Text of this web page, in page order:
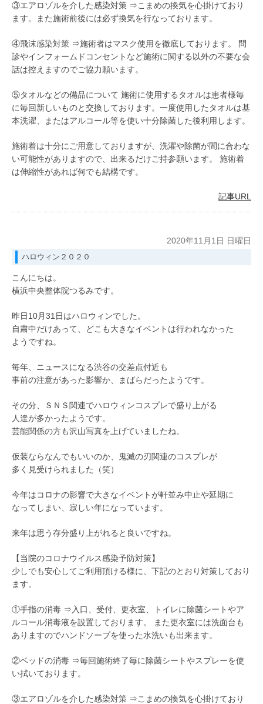
③エアロゾルを介した感染対策 ⇒こまめの換気を心掛けており
ます。また施術前後には必ず換気を行なっております。
④飛沫感染対策 ⇒施術者はマスク使用を徹底しております。 問
診やインフォームドコンセントなど施術に関する以外の不要な会
話は控えますのでご協力願います。
⑤タオルなどの備品について 施術に使用するタオルは患者様毎
に毎回新しいものと交換しております。一度使用したタオルは基
本洗濯、またはアルコール等を使い十分除菌した後利用します。
施術着は十分にご用意しておりますが、洗濯や除菌が間に合わな
い可能性がありますので、出来るだけご持参願います。 施術着
は伸縮性があれば何でも結構です。
記事URL
2020年11月1日 日曜日
ハロウィン２０２０
こんにちは。
横浜中央整体院つるみです。
昨日10月31日はハロウィンでした。
自粛中だけあって、どこも大きなイベントは行われなかった
ようですね。
毎年、ニュースになる渋谷の交差点付近も
事前の注意があった影響か、まばらだったようです。
その分、ＳＮＳ関連でハロウィンコスプレで盛り上がる
人達が多かったようです。
芸能関係の方も沢山写真を上げていましたね。
仮装ならなんでもいいのか、鬼滅の刃関連のコスプレが
多く見受けられました（笑）
今年はコロナの影響で大きなイベントが軒並み中止や延期に
なってしまい、寂しい年になっています。
来年は思う存分盛り上がれると良いですね。
【当院のコロナウイルス感染予防対策】
少しでも安心してご利用頂ける様に、下記のとおり対策しており
ます。
①手指の消毒 ⇒入口、受付、更衣室、トイレに除菌シートやア
ルコール消毒液を設置しております。 また更衣室には洗面台も
ありますのでハンドソープを使った水洗いも出来ます。
②ベッドの消毒 ⇒毎回施術終了毎に除菌シートやスプレーを使
い拭いております。
③エアロゾルを介した感染対策 ⇒こまめの換気を心掛けており